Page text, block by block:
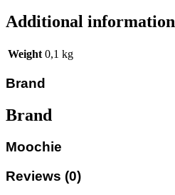
Additional information
Weight 0,1 kg
Brand
Brand
Moochie
Reviews (0)